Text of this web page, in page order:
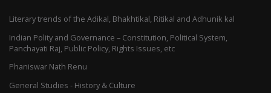
Literary trends of the Adikal, Bhakhtikal, Ritikal and Adhunik kal
Indian Polity and Governance – Constitution, Political System,
Panchayati Raj, Public Policy, Rights Issues, etc
Phaniswar Nath Renu
General Studies - History & Culture